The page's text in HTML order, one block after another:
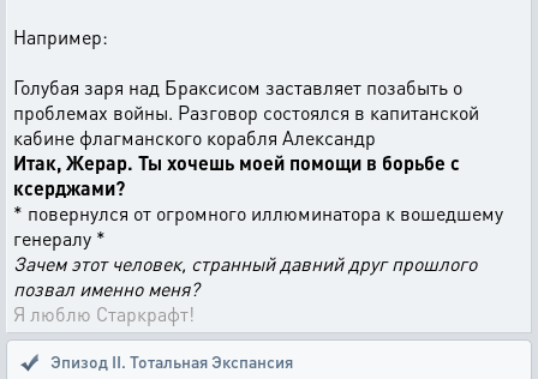
Например:
Голубая заря над Браксисом заставляет позабыть о
проблемах войны. Разговор состоялся в капитанской
кабине флагманского корабля Александр
Итак, Жерар. Ты хочешь моей помощи в борьбе с
ксерджами?
* повернулся от огромного иллюминатора к вошедшему
генералу *
Зачем этот человек, странный давний друг прошлого
позвал именно меня?
Я люблю Старкрафт!
Эпизод II. Тотальная Экспансия